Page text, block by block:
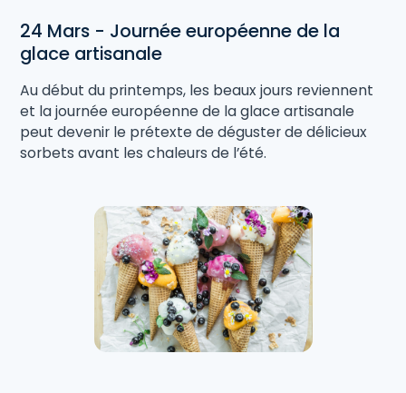
24 Mars - Journée européenne de la
glace artisanale
Au début du printemps, les beaux jours reviennent
et la journée européenne de la glace artisanale
peut devenir le prétexte de déguster de délicieux
sorbets avant les chaleurs de l’été.